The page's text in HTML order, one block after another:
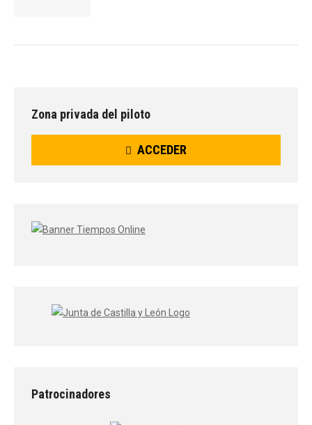
Zona privada del piloto
ACCEDER
Patrocinadores